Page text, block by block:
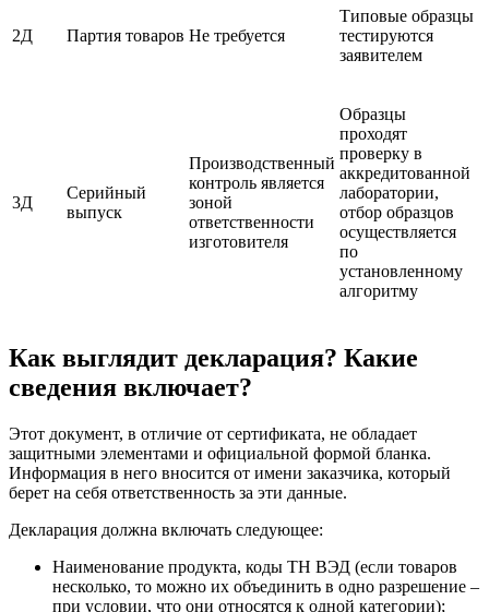
2Д Партия товаров Не требуется
Типовые образцы
тестируются
заявителем
3Д
Серийный
выпуск
Производственный
контроль является
зоной
ответственности
изготовителя
Образцы
проходят
проверку в
аккредитованной
лаборатории,
отбор образцов
осуществляется
по
установленному
алгоритму
Как выглядит декларация? Какие
сведения включает?
Этот документ, в отличие от сертификата, не обладает
защитными элементами и официальной формой бланка.
Информация в него вносится от имени заказчика, который
берет на себя ответственность за эти данные.
Декларация должна включать следующее:
Наименование продукта, коды ТН ВЭД (если товаров
несколько, то можно их объединить в одно разрешение –
при условии, что они относятся к одной категории);